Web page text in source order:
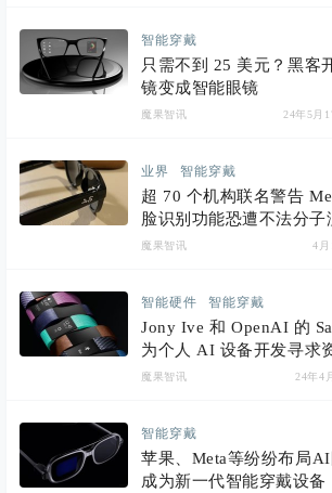
智能穿戴
只需不到 25 美元？黑客
镜变成智能眼镜
魔果智讯 24年5月
业界 智能穿戴
超 70 个机构联名警告
脸识别功能恐遭不法分子
魔果智讯 4月
智能硬件 智能穿戴
Jony Ive 和 OpenAI 的
为个人 AI 设备开发寻求
魔果智讯 24年4
智能穿戴
苹果、Meta等纷纷布局
成为新一代智能穿戴设备